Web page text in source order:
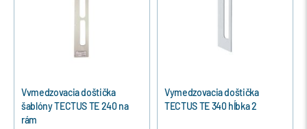
Vvmedzovacia doštička
šablóny TECTUS TE 240 na
rám
Vymedzovacia doštička
TECTUS TE 340 hĺbka 2